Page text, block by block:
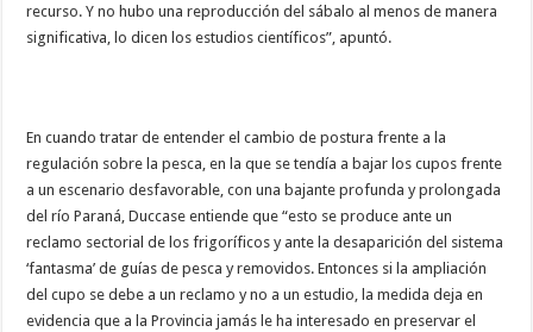
recurso. Y no hubo una reproducción del sábalo al menos de manera
significativa, lo dicen los estudios científicos”, apuntó.
En cuando tratar de entender el cambio de postura frente a la
regulación sobre la pesca, en la que se tendía a bajar los cupos frente
a un escenario desfavorable, con una bajante profunda y prolongada
del río Paraná, Duccase entiende que “esto se produce ante un
reclamo sectorial de los frigoríficos y ante la desaparición del sistema
‘fantasma’ de guías de pesca y removidos. Entonces si la ampliación
del cupo se debe a un reclamo y no a un estudio, la medida deja en
evidencia que a la Provincia jamás le ha interesado en preservar el